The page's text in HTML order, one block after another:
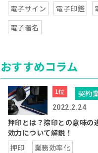
電子サイン
電子印鑑
電子署名
おすすめコラム
契約
2022.2.24
押印とは？捺印との意味の
効力について解説！
押印
業務効率化